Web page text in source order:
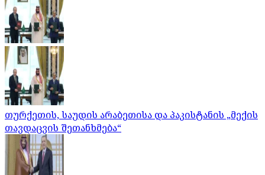
თურქეთის, საუდის არაბეთისა და პაკისტანის „მექის
თავდაცვის შეთანხმება“